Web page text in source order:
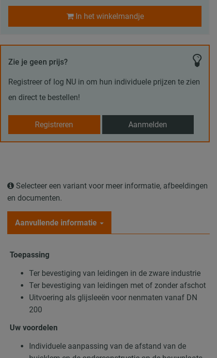
In het winkelmandje
Zie je geen prijs?
Registreer of log NU in om hun individuele prijzen te zien
en direct te bestellen!
Registreren Aanmelden
Selecteer een variant voor meer informatie, afbeeldingen
en documenten.
Aanvullende informatie
Toepassing
Ter bevestiging van leidingen in de zware industrie
Ter bevestiging van leidingen met of zonder afschot
Uitvoering als glijsleeën voor nenmaten vanaf DN
200
Uw voordelen
Individuele aanpassing van de afstand van de